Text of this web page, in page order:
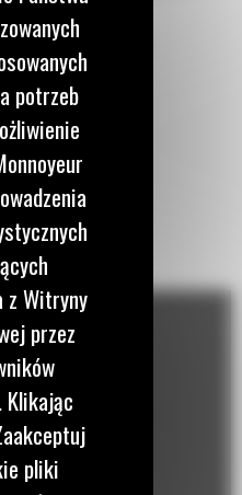
wyprowadzone
potrzeb
z Witryny
przez
pliki